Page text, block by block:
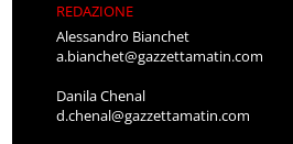
REDAZIONE
Alessandro Bianchet
a.bianchet@gazzettamatin.com
Danila Chenal
d.chenal@gazzettamatin.com